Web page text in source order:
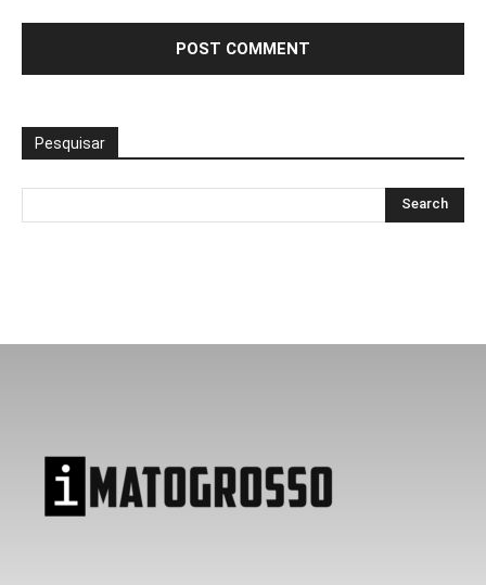
Pesquisar